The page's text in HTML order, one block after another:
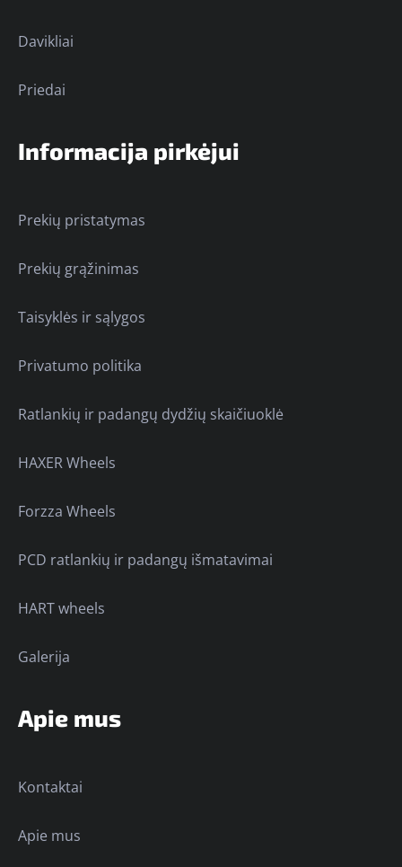
Davikliai
Priedai
Informacija pirkėjui
Prekių pristatymas
Prekių grąžinimas
Taisyklės ir sąlygos
Privatumo politika
Ratlankių ir padangų dydžių skaičiuoklė
HAXER Wheels
Forzza Wheels
PCD ratlankių ir padangų išmatavimai
HART wheels
Galerija
Apie mus
Kontaktai
Apie mus